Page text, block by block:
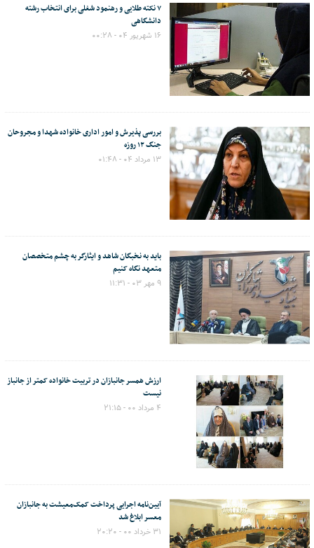
۷ نکته طلایی و رهنمود شغلی برای انتخاب رشته
دانشگاهی
۱۶ شهریور ۰۴ - ۰۰:۲۸
بررسی پذیرش و امور اداری خانواده شهدا و مجروحان
جنگ ۱۲ روزه
۱۳ مرداد ۰۴ - ۰۱:۴۸
باید به نخبگان شاهد و ایثارگر به چشم متخصصان
متعهد نگاه کنیم
۹ مهر ۰۳ - ۱۱:۳۱
ارزش همسر جانبازان در تربیت خانواده کمتر از جانباز
نیست
۴ مرداد ۰۰ - ۲۱:۱۵
آیین‌نامه اجرایی پرداخت کمک‌معیشت به جانبازان
معسر ابلاغ شد
۳۱ خرداد ۰۰ - ۲۰:۲۰